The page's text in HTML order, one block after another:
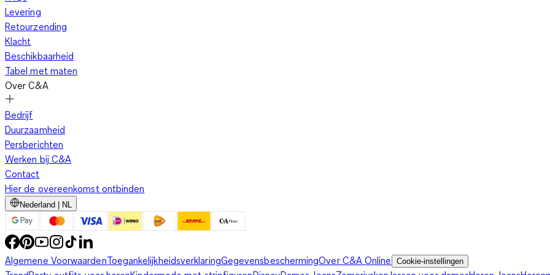
Levering
Retourzending
Klacht
Beschikbaarheid
Tabel met maten
Over C&A
Bedrijf
Duurzaamheid
Persberichten
Werken bij C&A
Contact
Hier de overeenkomst ontbinden
Nederland | NL
Algemene VoorwaardenToegankelijkheidsverklaringGegevensbeschermingOver C&A Online Cookie-instellingen